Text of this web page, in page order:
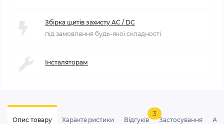
Збірка щитів захисту AC / DC
під замовлення будь-якої складності
Інсталяторам
Опис товару Характеристики Відгуків
3
Застосування